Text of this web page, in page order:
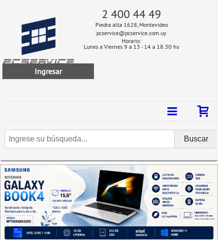
2 400 44 49
Piedra alta 1628, Montevideo
pcservice@pcservice.com.uy
Horario:
Lunes a Viernes 9 a 13 - 14 a 18.30 hs
Ingresar